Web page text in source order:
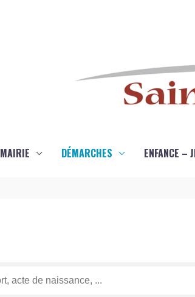
MAIRIE DÉMARCHES ENFANCE –